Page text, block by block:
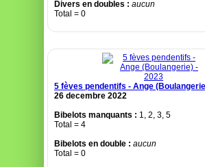
Divers en doubles : aucun
Total = 0
5 fèves pendentifs - Ange
26 decembre 2022
Bibelots manquants : 1, 2, 3, 5
Total = 4
Bibelots en double : aucun
Total = 0